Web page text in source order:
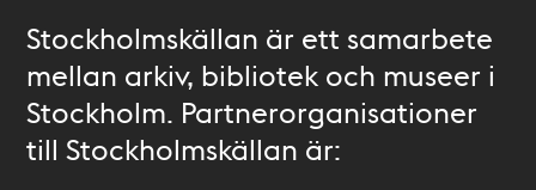
Stockholmskällan är ett samarbete
mellan arkiv, bibliotek och museer i
Stockholm. Partnerorganisationer
till Stockholmskällan är: